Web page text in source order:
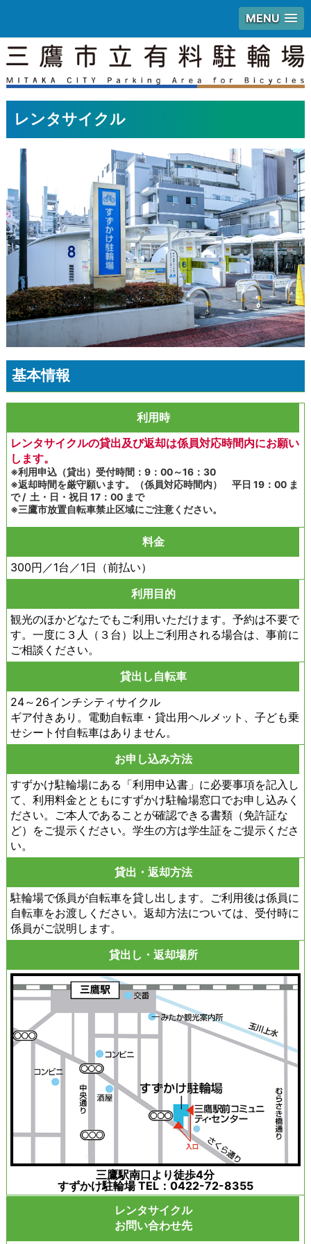
MENU
レンタサイクル
基本情報
利用時
レンタサイクルの貸出及び返却は係員対応時間内にお願い
します。
※利用申込（貸出）受付時間：9：00～16：30
※返却時間を厳守願います。（係員対応時間内） 平日 19：00 ま
で / 土・日・祝日 17：00 まで
※三鷹市放置自転車禁止区域にご注意ください。
料金
300円／1台／1日（前払い）
利用目的
観光のほかどなたでもご利用いただけます。予約は不要で
す。一度に３人（３台）以上ご利用される場合は、事前に
ご相談ください。
貸出し自転車
24～26インチシティサイクル
ギア付きあり。電動自転車・貸出用ヘルメット、子ども乗
せシート付自転車はありません。
お申し込み方法
すずかけ駐輪場にある「利用申込書」に必要事項を記入し
て、利用料金とともにすずかけ駐輪場窓口でお申し込みく
ださい。ご本人であることが確認できる書類（免許証な
ど）をご提示ください。学生の方は学生証をご提示くださ
い。
貸出・返却方法
駐輪場で係員が自転車を貸し出します。ご利用後は係員に
自転車をお渡しください。返却方法については、受付時に
係員がご説明します。
貸出し・返却場所
三鷹駅南口より徒歩4分
すずかけ駐輪場 TEL：0422-72-8355
レンタサイクル
お問い合わせ先